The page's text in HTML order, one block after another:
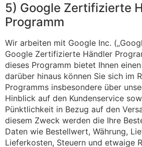
5) Google Zertifizierte
Programm
Wir arbeiten mit Google Inc.
Google Zertifizierte Händler
dieses Programm bietet Ihnen
darüber hinaus können Sie sich im
Programms insbesondere über
Hinblick auf den Kundenservice
Pünktlichkeit in Bezug auf den
diesem Zweck werden die Ihre
Daten wie Bestellwert, Währung,
Lieferkosten, Steuern und etwaige